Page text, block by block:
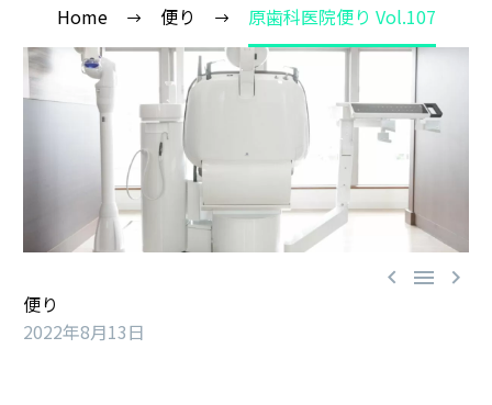
Home 便り 原歯科医院便り Vol.107
  
便り
2022年8月13日